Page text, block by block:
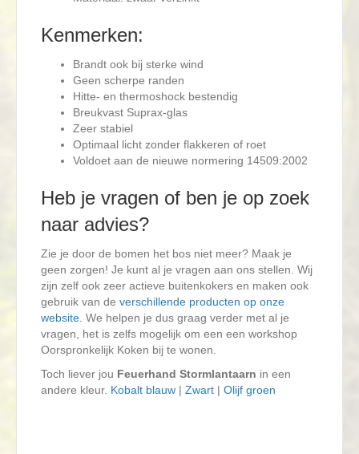
Kenmerken:
Brandt ook bij sterke wind
Geen scherpe randen
Hitte- en thermoshock bestendig
Breukvast Suprax-glas
Zeer stabiel
Optimaal licht zonder flakkeren of roet
Voldoet aan de nieuwe normering 14509:2002
Heb je vragen of ben je op zoek
naar advies?
Zie je door de bomen het bos niet meer? Maak je
geen zorgen! Je kunt al je vragen aan ons stellen. Wij
zijn zelf ook zeer actieve buitenkokers en maken ook
gebruik van de verschillende producten op onze
website . We helpen je dus graag verder met al je
vragen, het is zelfs mogelijk om een een workshop
Oorspronkelijk Koken bij te wonen.
Toch liever jou Feuerhand Stormlantaarn in een
andere kleur. Kobalt blauw | Zwart | Olijf groen